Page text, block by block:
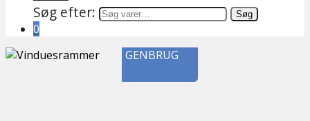
Søg efter: Søg
0
GENBRUG